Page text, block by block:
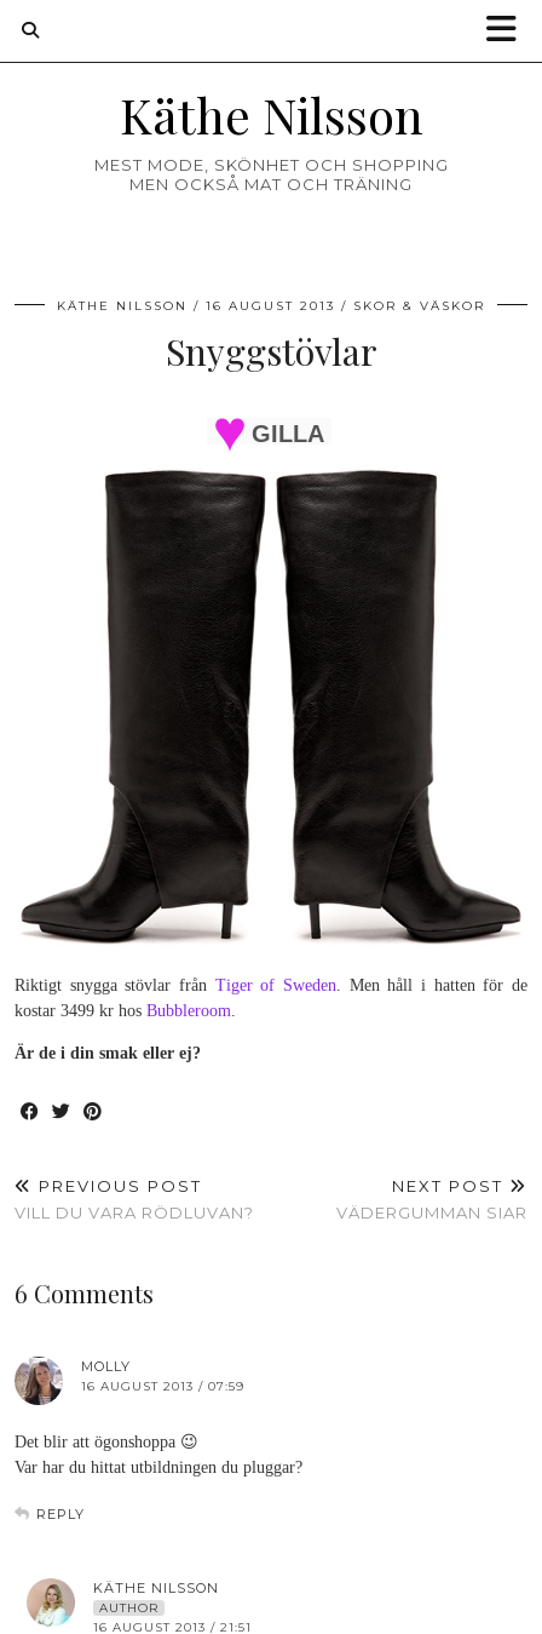
Käthe Nilsson
MEST MODE, SKÖNHET OCH SHOPPING
MEN OCKSÅ MAT OCH TRÄNING
KÄTHE NILSSON 16 AUGUST 2013 SKOR & VÄSKOR
Snyggstövlar
GILLA
Riktigt snygga stövlar från Tiger of Sweden. Men håll i hatten för de
kostar 3499 kr hos Bubbleroom.
Är de i din smak eller ej?
PREVIOUS POST
VILL DU VARA RÖDLUVAN?
NEXT POST
VÄDERGUMMAN SIAR
6 Comments
MOLLY
16 AUGUST 2013 / 07:59
Det blir att ögonshoppa 😉
Var har du hittat utbildningen du pluggar?
REPLY
KÄTHE NILSSON
AUTHOR
16 AUGUST 2013 / 21:51